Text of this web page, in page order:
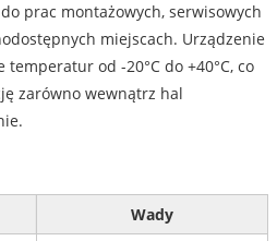
prac montażowych, serwisowych
miejscach. Urządzenie
od -20°C do +40°C, co
zarówno wewnątrz hal
Wady